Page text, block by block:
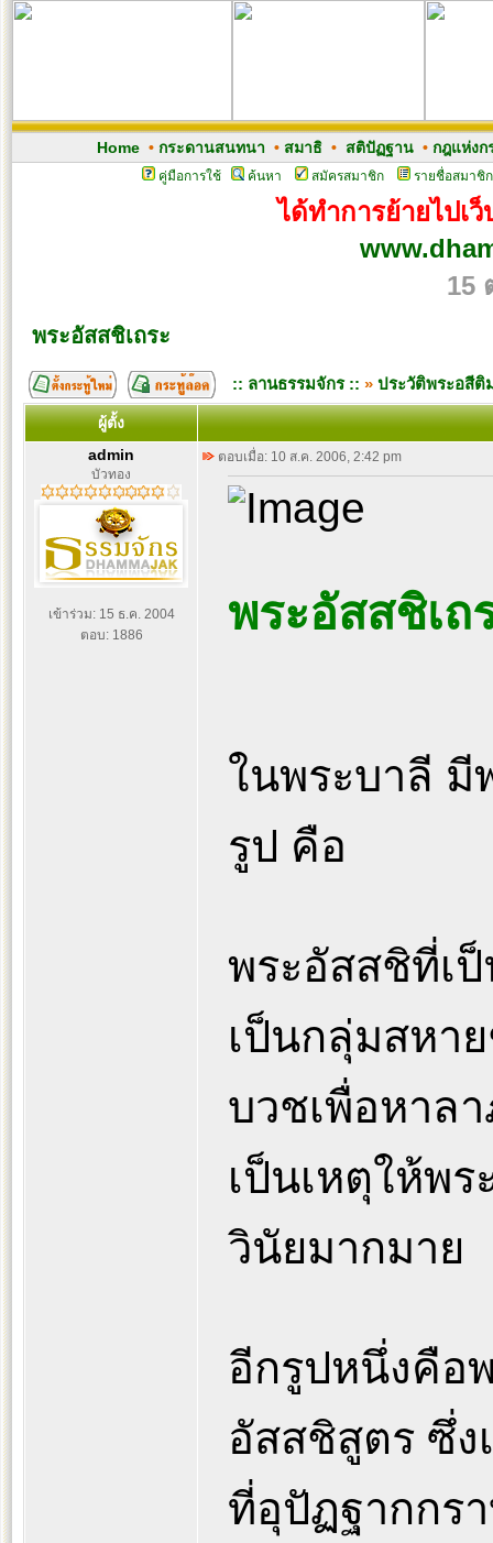
Home• กระดานสนทนา • สมาธิ• สติปัฏฐาน• กฎแห่งก
คู่มือการใช้ ค้นหา สมัครสมาชิก รายชื่อสมาชิก
ได้ทำการย้ายไปเ
15
พระอัสสชิเถระ
:: ลานธรรมจักร :: » ประวัติพระอสีติ
ผู้ตั้ง
admin
บัวทอง
เข้าร่วม: 15 ธ.ค. 2004
ตอบ: 1886
ตอบเมื่อ: 10 ส.ค. 2006, 2:42 pm
พระอัสสชิเถ
ในพระบาลี มี
รูป คือ
พระอัสสชิที่เ
เป็นกลุ่มสหา
บวชเพื่อหาล
เป็นเหตุให้พ
วินัยมากมาย
อีกรูปหนึ่งคือ
อัสสชิสูตร ซึ่
ที่อุปัฏฐากกร